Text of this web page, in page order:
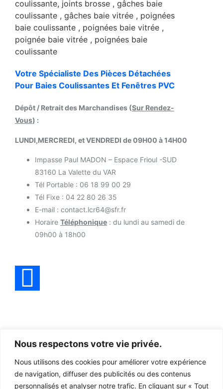
Nous respectons votre vie privée.
Nous utilisons des cookies pour améliorer votre expérience
de navigation, diffuser des publicités ou des contenus
personnalisés et analyser notre trafic. En cliquant sur « Tout
Votre Spécialiste Des Pièces Détachées
Pour Baies Coulissantes Et Fenêtres PVC
Dépôt / Retrait des Marchandises (Sur Rendez-
Vous) :
LUNDI,MERCREDI, et VENDREDI de 09H00 à 14H00
Impasse Paul MADON – Espace Frioul -SUD
83160 La Valette du VAR
Tél Portable : 06 18 99 00 29
Tél Fixe : 04 22 80 26 35
E-mail : contact.lcr64@sfr.fr
Horaire Téléphonique : du lundi au samedi de
09h00 à 18h00
Produits
INFORMATIONS
Politiques de
confidentialité